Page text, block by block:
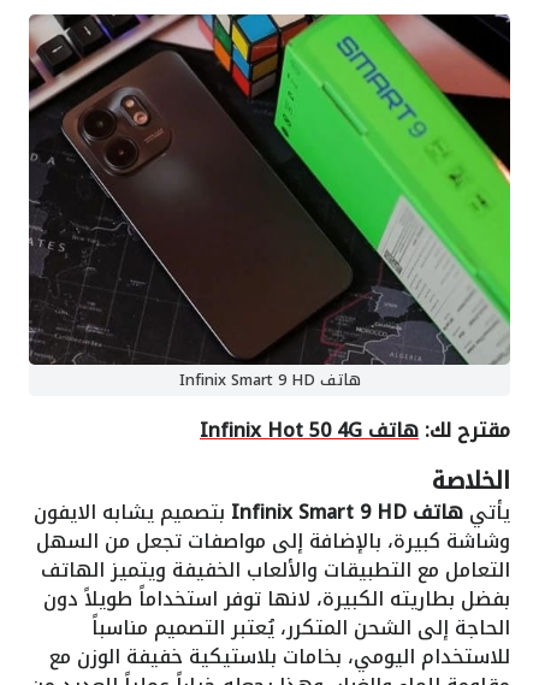
هاتف Infinix Smart 9 HD
مقترح لك:هاتف Infinix Hot 50 4G
الخلاصة
يأتيهاتف Infinix Smart 9 HD بتصميم يشابه الايفون
وشاشة كبيرة، بالإضافة إلى مواصفات تجعل من السهل
التعامل مع التطبيقات والألعاب الخفيفة ويتميز الهاتف
بفضل بطاريته الكبيرة، لانها توفر استخداماً طويلاً دون
الحاجة إلى الشحن المتكرر، يُعتبر التصميم مناسباً
للاستخدام اليومي، بخامات بلاستيكية خفيفة الوزن مع